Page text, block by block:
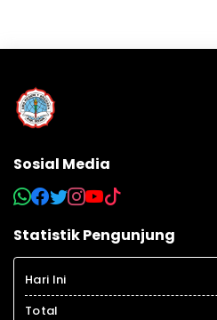
Sosial Media
Statistik Pengunjung
Hari Ini
Total